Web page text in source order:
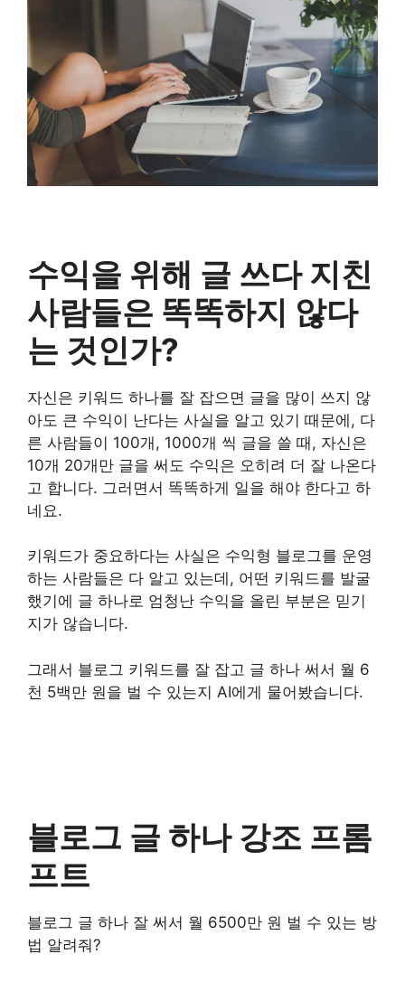
수익을 위해 글 쓰다 지친
사람들은 똑똑하지 않다
는 것인가?
자신은 키워드 하나를 잘 잡으면 글을 많이 쓰지 않
아도 큰 수익이 난다는 사실을 알고 있기 때문에, 다
른 사람들이 100개, 1000개 씩 글을 쓸 때, 자신은
10개 20개만 글을 써도 수익은 오히려 더 잘 나온다
고 합니다. 그러면서 똑똑하게 일을 해야 한다고 하
네요.
키워드가 중요하다는 사실은 수익형 블로그를 운영
하는 사람들은 다 알고 있는데, 어떤 키워드를 발굴
했기에 글 하나로 엄청난 수익을 올린 부분은 믿기
지가 않습니다.
그래서 블로그 키워드를 잘 잡고 글 하나 써서 월 6
천 5백만 원을 벌 수 있는지 AI에게 물어봤습니다.
블로그 글 하나 강조 프롬
프트
블로그 글 하나 잘 써서 월 6500만 원 벌 수 있는 방
법 알려줘?